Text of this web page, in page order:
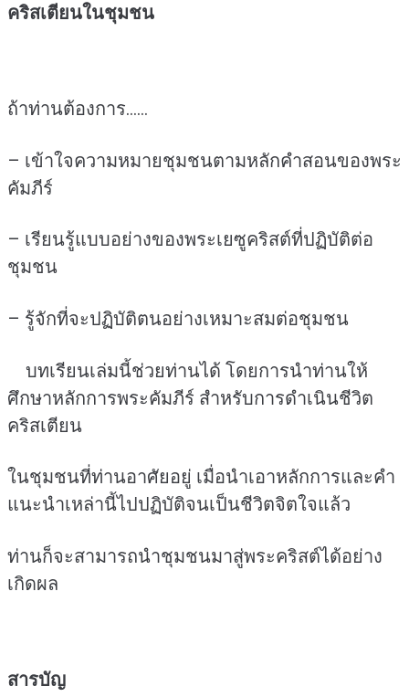
รายการ)
คริสเตียนในชุมชน
ถ้าท่านต้องการ……
– เข้าใจความหมายชุมชนตามหลักคำสอนของพระ
คัมภีร์
– เรียนรู้แบบอย่างของพระเยซูคริสต์ที่ปฏิบัติต่อ
ชุมชน
– รู้จักที่จะปฏิบัติตนอย่างเหมาะสมต่อชุมชน
บทเรียนเล่มนี้ช่วยท่านได้ โดยการนำท่านให้
ศึกษาหลักการพระคัมภีร์ สำหรับการดำเนินชีวิต
คริสเตียน
ในชุมชนที่ท่านอาศัยอยู่ เมื่อนำเอาหลักการและคำ
แนะนำเหล่านี้ไปปฏิบัติจนเป็นชีวิตจิตใจแล้ว
ท่านก็จะสามารถนำชุมชนมาสู่พระคริสต์ได้อย่าง
เกิดผล
สารบัญ